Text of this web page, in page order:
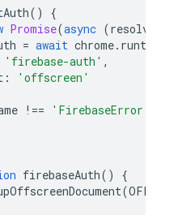
()
{
Promise(async (resolve
= await chrome. runtime
'firebase-auth' ,
:
'offscreen'
!== 'FirebaseError'
firebaseAuth()
{
(